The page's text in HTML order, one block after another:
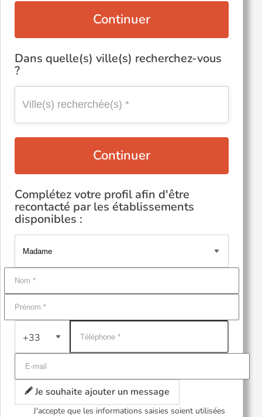
Continuer
Dans quelle(s) ville(s) recherchez-vous
?
Continuer
Complétez votre profil afin d'être
recontacté par les établissements
disponibles :
+33
Je souhaite ajouter un message
J'accepte que les informations saisies soient utilisées